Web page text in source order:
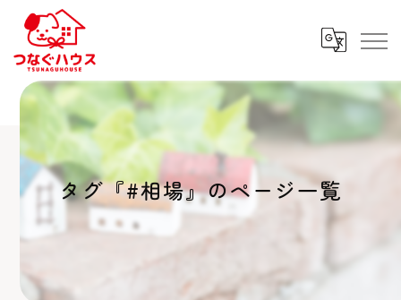
タグ『#相場』のページ一覧